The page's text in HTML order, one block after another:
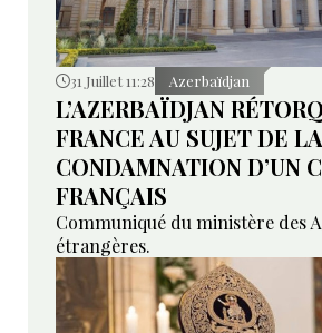
31 Juillet 11:28 Azerbaïdjan
L’AZERBAÏDJAN
FRANCE AU SUJET DE LA
CONDAMNATION D’UN
FRANÇAIS
Communiqué du ministère des
étrangères.